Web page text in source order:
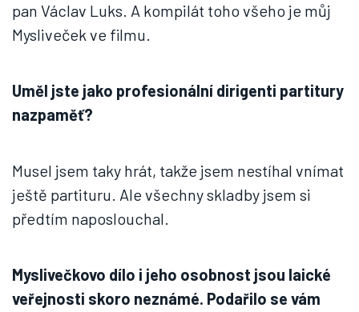
pan Václav Luks. A kompilát toho všeho je můj
Mysliveček ve filmu.
Uměl jste jako profesionální dirigenti partitury
nazpaměť?
Musel jsem taky hrát, takže jsem nestíhal vnímat
ještě partituru. Ale všechny skladby jsem si
předtím naposlouchal.
Myslivečkovo dílo i jeho osobnost jsou laické
veřejnosti skoro neznámé. Podařilo se vám